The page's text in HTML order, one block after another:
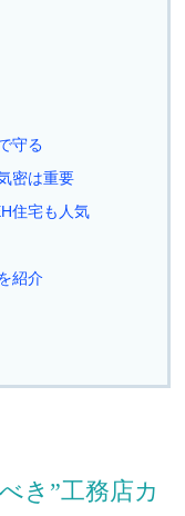
守る
密は重要
住宅も人気
紹介